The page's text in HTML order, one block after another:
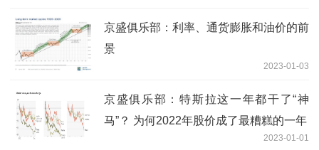
京盛俱乐部：利率、通货膨胀和油价的前
景
2023-01-03
京盛俱乐部：特斯拉这一年都干了“神
马”？ 为何2022年股价成了最糟糕的一年
2023-01-01